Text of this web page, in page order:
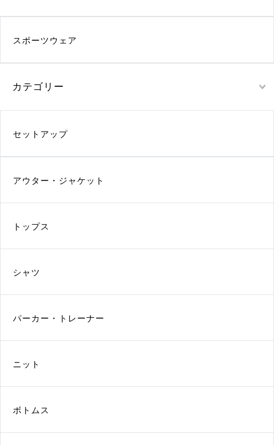
スポーツウェア
カテゴリー
セットアップ
アウター・ジャケット
トップス
シャツ
パーカー・トレーナー
ニット
ボトムス